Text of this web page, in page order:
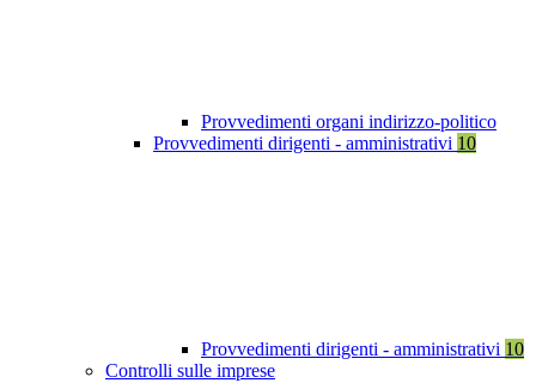
Provvedimenti organi indirizzo-politico
Provvedimenti dirigenti - amministrativi 10
Provvedimenti dirigenti - amministrativi 10
Controlli sulle imprese